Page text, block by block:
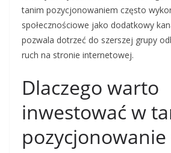
tanim pozycjonowaniem często
społecznościowe jako dodatkowy
pozwala dotrzeć do szerszej grupy
ruch na stronie internetowej.
Dlaczego warto
inwestować w